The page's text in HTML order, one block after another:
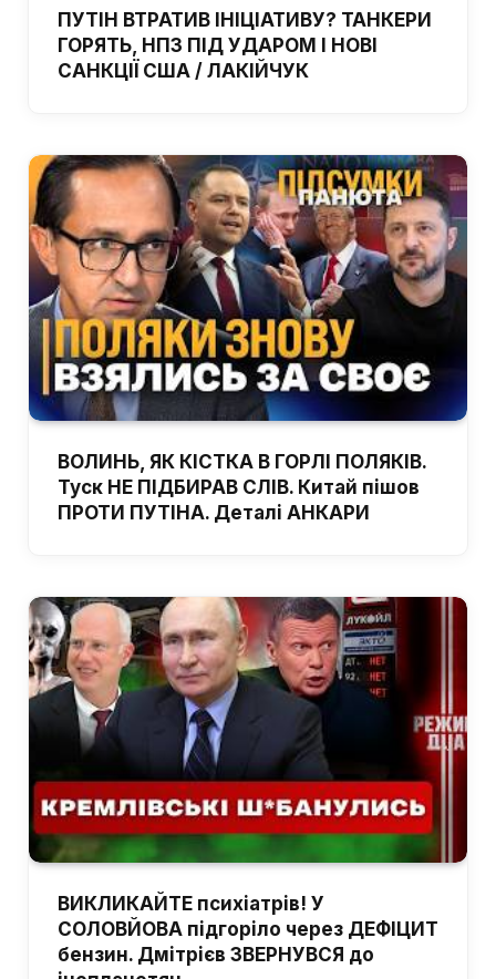
ПУТІН ВТРАТИВ ІНІЦІАТИВУ? ТАНКЕРИ
ГОРЯТЬ, НПЗ ПІД УДАРОМ І НОВІ
САНКЦІЇ США / ЛАКІЙЧУК
ВОЛИНЬ, ЯК КІСТКА В ГОРЛІ ПОЛЯКІВ.
Туск НЕ ПІДБИРАВ СЛІВ. Китай пішов
ПРОТИ ПУТІНА. Деталі АНКАРИ
ВИКЛИКАЙТЕ психіатрів! У
СОЛОВЙОВА підгоріло через ДЕФІЦИТ
бензин. Дмітрієв ЗВЕРНУВСЯ до